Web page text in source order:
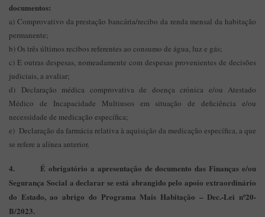
documentos:
a) Comprovativo da prestação bancária/recibo da renda mensal da habitação
permanente;
b) Os três últimos recibos referentes ao consumo de água, luz e gás;
c) E outras despesas, nomeadamente com despesas provenientes de decisões
judiciais, a avaliar;
d) Declaração médica comprovativa de doença crónica e/ou Atestado
Médico de Incapacidade Multiusos em situação de deficiência e/ou
necessidade de medicação específica;
e) Declaração da farmácia relativa à aquisição da medicação específica, a que
se refere a alínea anterior.
4. É obrigatório a apresentação de documento das Finanças e/ou
Segurança Social a declarar se está abrangido pelo apoio extraordinário
do Estado, ao abrigo do Programa Mais Habitação – Dec.-Lei nº20-
B/2023.